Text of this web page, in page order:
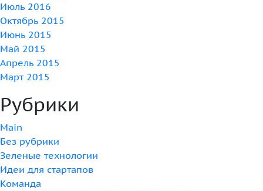
Июль 2016
Октябрь 2015
Июнь 2015
Май 2015
Апрель 2015
Март 2015
Рубрики
Main
Без рубрики
Зеленые технологии
Идеи для стартапов
Команда